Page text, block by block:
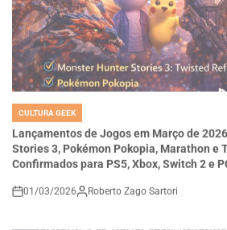
POSTED
CULTURA GEEK
Lançamentos de Jogos em Março de
Stories 3, Pokémon Pokopia, Marathon e
Confirmados para PS5, Xbox, Switch 2 e
on
01/03/2026 Roberto Zago Sartori